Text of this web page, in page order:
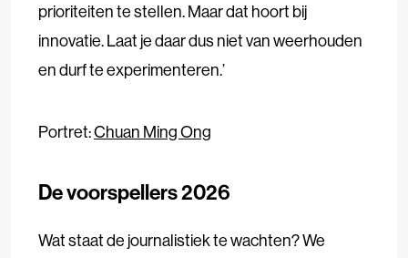
prioriteiten te stellen. Maar dat hoort bij
innovatie. Laat je daar dus niet van weerhouden
en durf te experimenteren.’
Portret:Chuan Ming Ong
De voorspellers 2026
Wat staat de journalistiek te wachten? We